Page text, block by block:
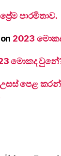
ප්‍රේම පාරමිතාව.
on 2023
මොකද
උසස් පෙළ